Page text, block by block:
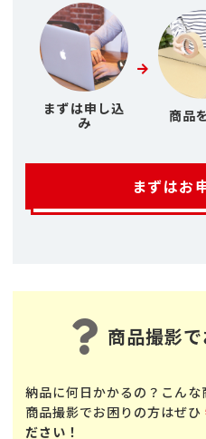
まずは申し込
み
商品
まずはお
商品撮影
納品に何日かかるの？こん
商品撮影でお困りの方はぜひ
ださい！